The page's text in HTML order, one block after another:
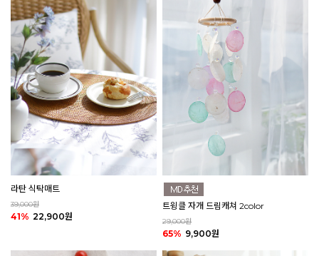
라탄 식탁매트
39,000원
41% 22,900원
트윙클 자개 드림캐쳐 2color
29,000원
65% 9,900원